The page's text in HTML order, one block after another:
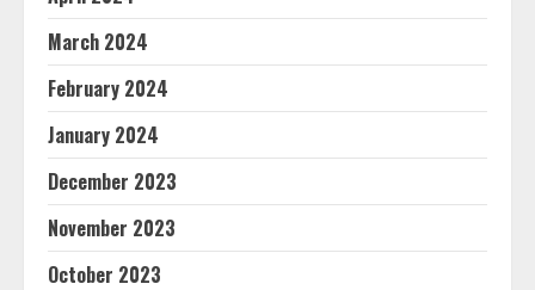
March 2024
February 2024
January 2024
December 2023
November 2023
October 2023